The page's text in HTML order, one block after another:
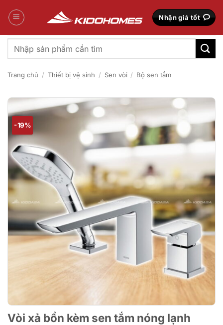
qua
Nhận giá tốt
Tìm
kiếm:
Trang chủ / Thiết bị vệ sinh / Sen vòi / Bộ sen tắm
-19%
Vòi xả bồn kèm sen tắm nóng lạnh